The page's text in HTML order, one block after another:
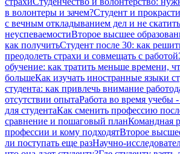
в волонтеры и зачем?Студент и
с вечным откладыванием дел и не
неуспеваемостиВторое высшее
как получитьСтудент после 30: как
преодолеть страхи и совмещать с работой
обучение: как тратить меньше времени,
большеКак изучать иностранные языки
студента: как привлечь внимание
отсутствии опытаРабота во время
для студентаКак сменить профессию
сравнение и пошаговый планКомандная
профессии и кому подходятВторое
ли поступать еще разНаучно-